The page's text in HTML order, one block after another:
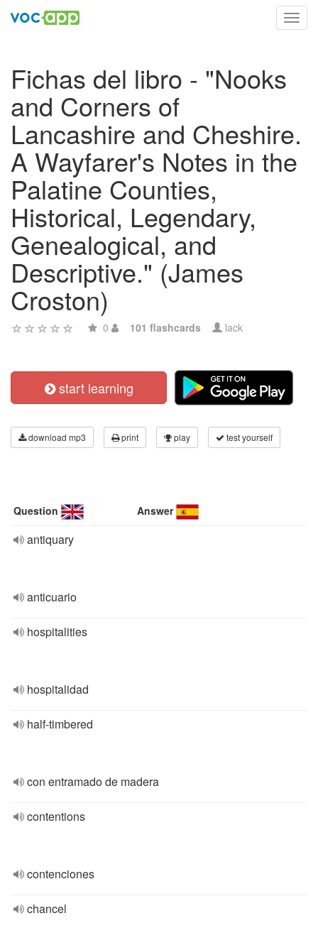
Fichas del libro - "Nooks
and Corners of
Lancashire and Cheshire.
A Wayfarer's Notes in the
Palatine Counties,
Historical, Legendary,
Genealogical, and
Descriptive." (James
Croston)
0 101 flashcards lack
start learning
download mp3 print play test yourself
Question Answer
antiquary
anticuario
hospitalities
hospitalidad
half-timbered
con entramado de madera
contentions
contenciones
chancel